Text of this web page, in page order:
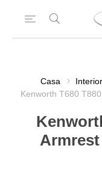
Casa
Kenworth T680